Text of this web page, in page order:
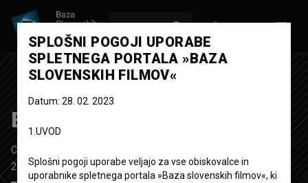
Božična večerja
Celovečerni igrani TV film
2011
Slovenija
SPLOŠNI POGOJI UPORABE
SPLETNEGA PORTALA »BAZA
SLOVENSKIH FILMOV«
Datum: 28. 02. 2023
1.UVOD
Splošni pogoji uporabe veljajo za vse obiskovalce in
uporabnike spletnega portala »Baza slovenskih filmov«, ki